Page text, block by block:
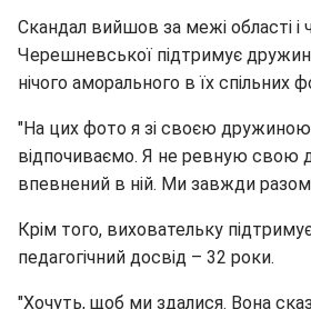
Скандал вийшов за межі області і
Черешневської підтримує
нічого аморального в їх спільних
"На цих фото я зі своєю дружиною
відпочиваємо. Я не ревную свою
впевнений в ній. Ми завжди
Крім того, виховательку
педагогічний досвід – 32 роки.
"Хочуть, щоб ми здалися. Вона